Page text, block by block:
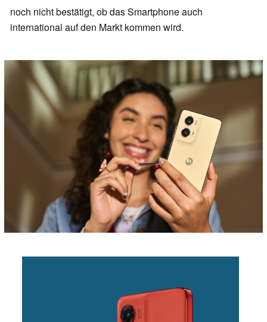
noch nicht bestätigt, ob das Smartphone auch
international auf den Markt kommen wird.